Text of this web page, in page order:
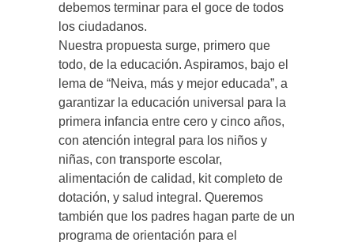
debemos terminar para el goce de todos
los ciudadanos.
Nuestra propuesta surge, primero que
todo, de la educación. Aspiramos, bajo el
lema de “Neiva, más y mejor educada”, a
garantizar la educación universal para la
primera infancia entre cero y cinco años,
con atención integral para los niños y
niñas, con transporte escolar,
alimentación de calidad, kit completo de
dotación, y salud integral. Queremos
también que los padres hagan parte de un
programa de orientación para el